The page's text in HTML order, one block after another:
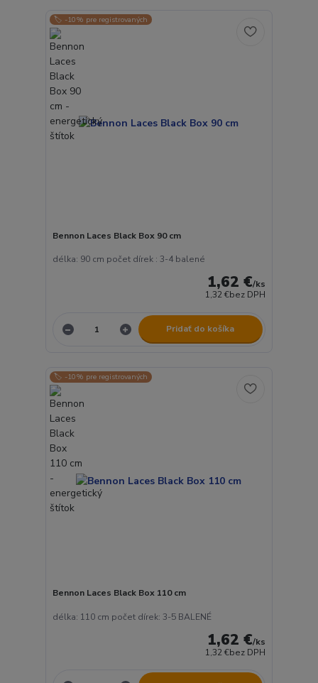
🏷️ -10% pre registrovaných
Bennon Laces Black Box 90 cm
délka: 90 cm počet dírek : 3-4 balené
1,62 €/ks
1,32 €bez DPH
Pridať do košíka
🏷️ -10% pre registrovaných
Bennon Laces Black Box 110 cm
délka: 110 cm počet dírek: 3-5 BALENÉ
1,62 €/ks
1,32 €bez DPH